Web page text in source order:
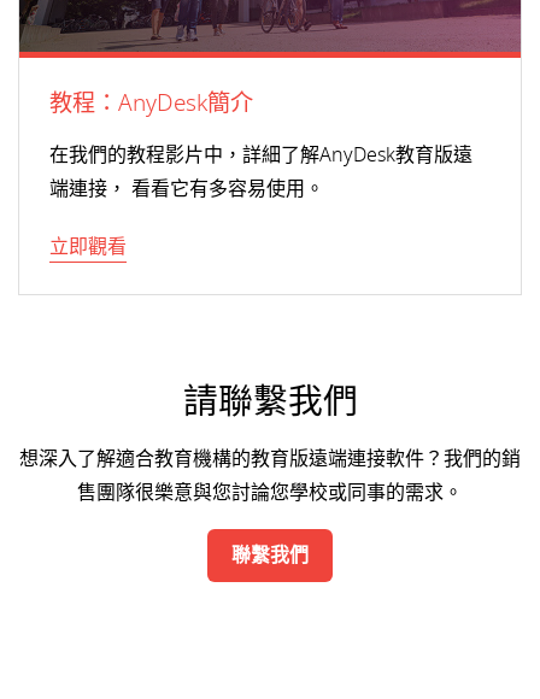
教程：AnyDesk簡介
在我們的教程影片中，詳細了解AnyDesk教育版遠
端連接， 看看它有多容易使用。
立即觀看
請聯繫我們
想深入了解適合教育機構的教育版遠端連接軟件？我們的銷
售團隊很樂意與您討論您學校或同事的需求。
聯繫我們